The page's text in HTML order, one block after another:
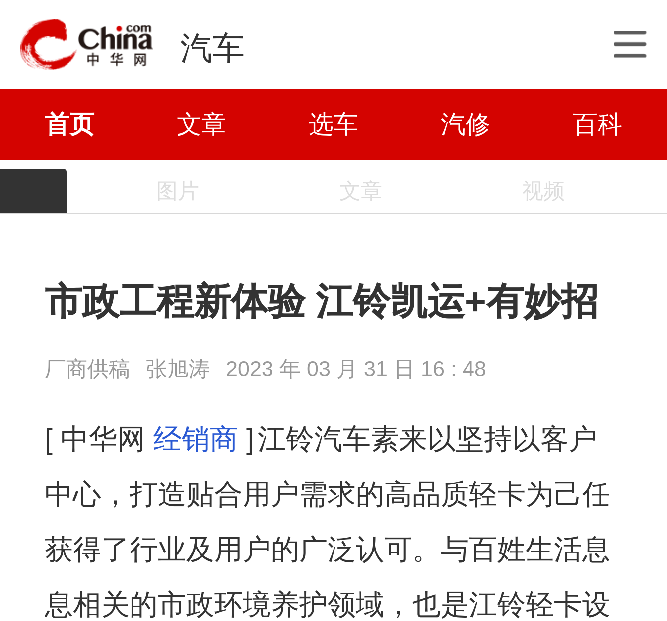
汽车
首页 文章 选车 汽修 百科
图片 文章 视频
市政工程新体验 江铃凯运+有妙招
厂商供稿 张旭涛 2023 年 03 月 31 日 16 : 48
[ 中华网 经销商 ]江铃汽车素来以坚持以客户
中心，打造贴合用户需求的高品质轻卡为己任
获得了行业及用户的广泛认可。与百姓生活息
息相关的市政环境养护领域，也是江铃轻卡设